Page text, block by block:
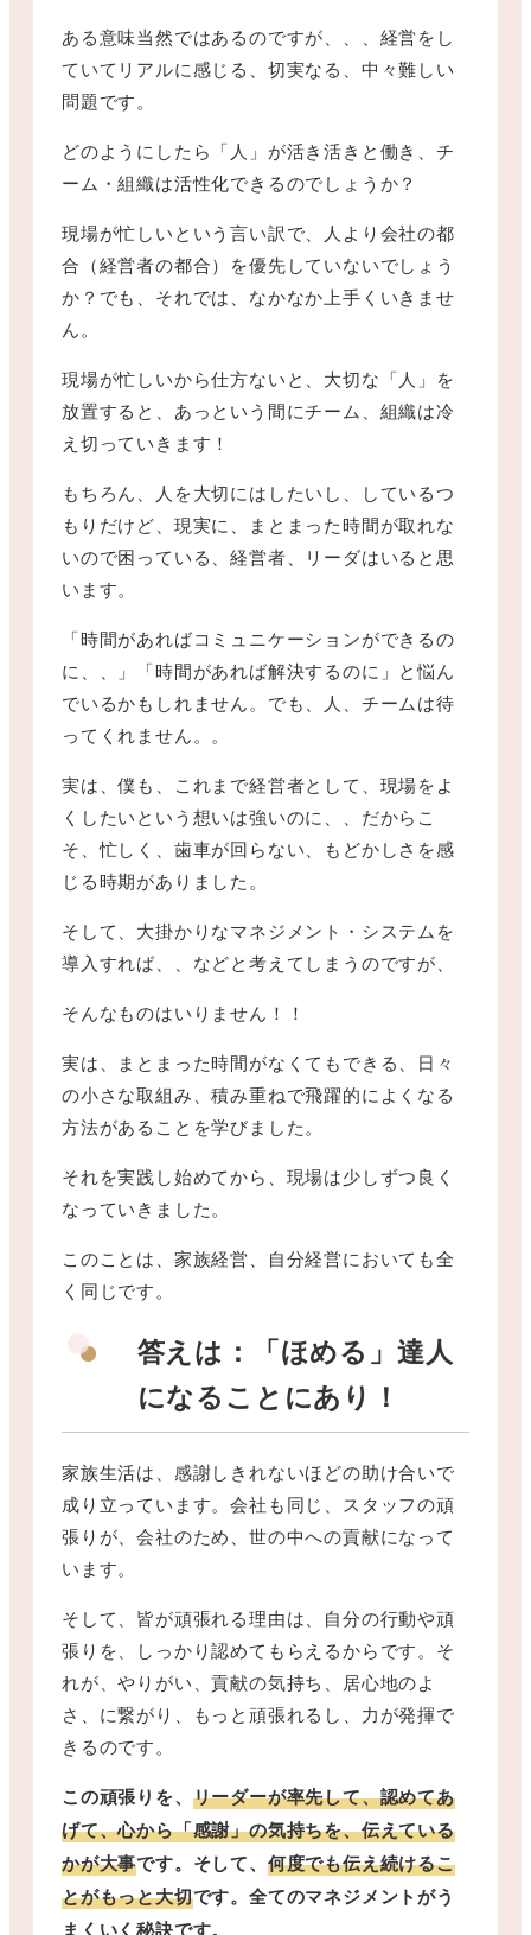
ある意味当然ではあるのですが、、、経営をし
ていてリアルに感じる、切実なる、中々難しい
問題です。
どのようにしたら「人」が活き活きと働き、チ
ーム・組織は活性化できるのでしょうか？
現場が忙しいという言い訳で、人より会社の都
合（経営者の都合）を優先していないでしょう
か？でも、それでは、なかなか上手くいきませ
ん。
現場が忙しいから仕方ないと、大切な「人」を
放置すると、あっという間にチーム、組織は冷
え切っていきます！
もちろん、人を大切にはしたいし、しているつ
もりだけど、現実に、まとまった時間が取れな
いので困っている、経営者、リーダはいると思
います。
「時間があればコミュニケーションができるの
に、、」「時間があれば解決するのに」と悩ん
でいるかもしれません。でも、人、チームは待
ってくれません。。
実は、僕も、これまで経営者として、現場をよ
くしたいという想いは強いのに、、だからこ
そ、忙しく、歯車が回らない、もどかしさを感
じる時期がありました。
そして、大掛かりなマネジメント・システムを
導入すれば、、などと考えてしまうのですが、
そんなものはいりません！！
実は、まとまった時間がなくてもできる、日々
の小さな取組み、積み重ねで飛躍的によくなる
方法があることを学びました。
それを実践し始めてから、現場は少しずつ良く
なっていきました。
このことは、家族経営、自分経営においても全
く同じです。
答えは：「ほめる」達人
になることにあり！
家族生活は、感謝しきれないほどの助け合いで
成り立っています。会社も同じ、スタッフの頑
張りが、会社のため、世の中への貢献になって
います。
そして、皆が頑張れる理由は、自分の行動や頑
張りを、しっかり認めてもらえるからです。そ
れが、やりがい、貢献の気持ち、居心地のよ
さ、に繋がり、もっと頑張れるし、力が発揮で
きるのです。
この頑張りを、 リーダーが率先して、認めてあ
げて、心から「感謝」の気持ちを、伝えている
かが大事です。そして、 何度でも伝え続けるこ
とがもっと大切です。全てのマネジメントがう
まくいく秘訣です。